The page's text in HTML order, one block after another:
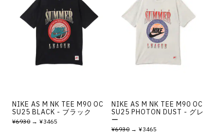
NIKE AS M NK TEE M90 OC
SU25 BLACK - ブラック
¥6930 → ¥3465
NIKE AS M NK TEE M90 OC
SU25 PHOTON DUST - グレ
ー
¥6930 → ¥3465